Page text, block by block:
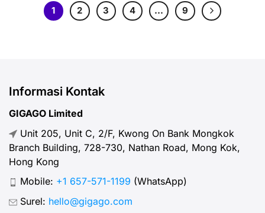
1 2 3 4 … 9
Informasi Kontak
GIGAGO Limited
Unit 205, Unit C, 2/F, Kwong On Bank Mongkok
Branch Building, 728-730, Nathan Road, Mong Kok,
Hong Kong
Mobile: +1 657-571-1199 (WhatsApp)
Surel: hello@gigago.com